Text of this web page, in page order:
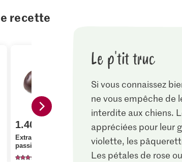
recette
1.40
Extra Fruit de la
passion
4.95
Migros Fraises
3324
Le p'tit truc
Si vous connaissez
ne vous empêche de
interdite aux chiens.
appréciées pour leur
violette, les
Les pétales de rose